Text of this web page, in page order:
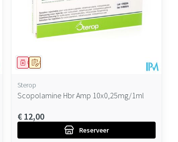
Op voorschrift
Geneesmiddel
Sterop
Scopolamine Hbr Amp 10x0,25mg/1ml
€ 12,00
Reserveer